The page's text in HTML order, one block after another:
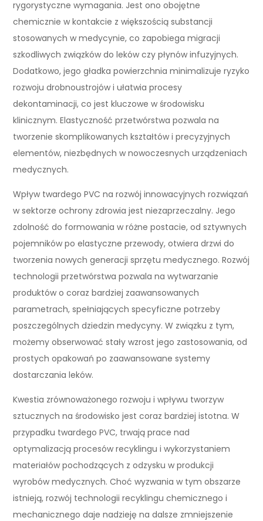
rygorystyczne wymagania. Jest ono obojętne
chemicznie w kontakcie z większością substancji
stosowanych w medycynie, co zapobiega migracji
szkodliwych związków do leków czy płynów infuzyjnych.
Dodatkowo, jego gładka powierzchnia minimalizuje ryzyko
rozwoju drobnoustrojów i ułatwia procesy
dekontaminacji, co jest kluczowe w środowisku
klinicznym. Elastyczność przetwórstwa pozwala na
tworzenie skomplikowanych kształtów i precyzyjnych
elementów, niezbędnych w nowoczesnych urządzeniach
medycznych.
Wpływ twardego PVC na rozwój innowacyjnych rozwiązań
w sektorze ochrony zdrowia jest niezaprzeczalny. Jego
zdolność do formowania w różne postacie, od sztywnych
pojemników po elastyczne przewody, otwiera drzwi do
tworzenia nowych generacji sprzętu medycznego. Rozwój
technologii przetwórstwa pozwala na wytwarzanie
produktów o coraz bardziej zaawansowanych
parametrach, spełniających specyficzne potrzeby
poszczególnych dziedzin medycyny. W związku z tym,
możemy obserwować stały wzrost jego zastosowania, od
prostych opakowań po zaawansowane systemy
dostarczania leków.
Kwestia zrównoważonego rozwoju i wpływu tworzyw
sztucznych na środowisko jest coraz bardziej istotna. W
przypadku twardego PVC, trwają prace nad
optymalizacją procesów recyklingu i wykorzystaniem
materiałów pochodzących z odzysku w produkcji
wyrobów medycznych. Choć wyzwania w tym obszarze
istnieją, rozwój technologii recyklingu chemicznego i
mechanicznego daje nadzieję na dalsze zmniejszenie